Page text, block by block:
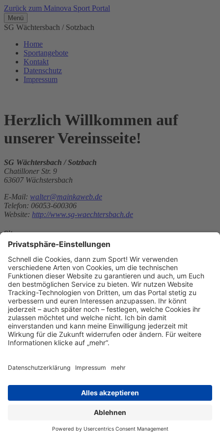
Zurück zum Mainova Sport Portal
Menü
SG Wächtersbach / Sotzbach
Home
Sportangebote
Kontakt
Datenschutz
Impressum
Herzlich Willkommen auf
unserer Vereinsseite!
SG Wächtersbach / Sotzbach
Chatilloner Str. 9
63607 Wächstersbach
E-Mail: walter@mainkaweb.de
Telefon: 06053-600306
Website: http://www.sg-waechtersbach.de
Sitemap
Kontakt
Kontakt
aufnehmen
Datenschutz
Datenschutzeinstellungen
Impressum